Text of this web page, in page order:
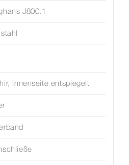
J800.1
Innenseite entspiegelt